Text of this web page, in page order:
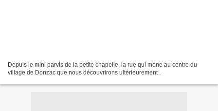
Depuis le mini parvis de la petite chapelle, la rue qui mène au centre du
village de Donzac que nous découvrirons ultérieurement .